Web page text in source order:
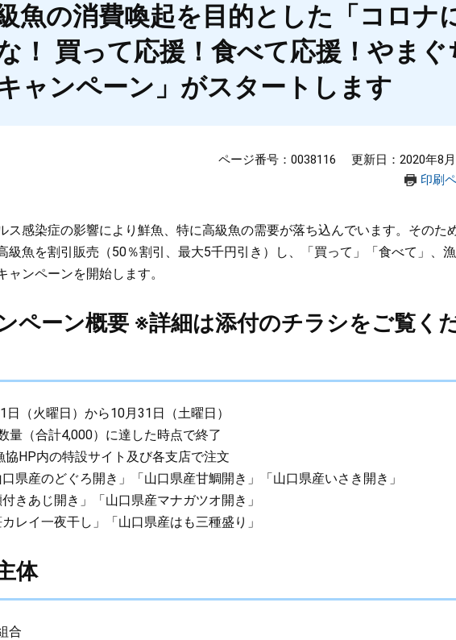
魚の消費喚起を目的とした「コロナ
！ 買って応援！食べて応援！やまぐ
ャンペーン」がスタートします
ページ番号：0038116
更新日：2020年8
印刷
感染症の影響により鮮魚、特に高級魚の需要が落ち込んでいます。そのた
級魚を割引販売（50％割引、最大5千円引き）し、「買って」「食べて」、
ャンペーンを開始します。
ーン概要 ※詳細は添付のチラシをご覧く
日（火曜日）から10月31日（土曜日）
（合計4,000）に達した時点で終了
協HP内の特設サイト及び各支店で注文
県産のどぐろ開き」「山口県産甘鯛開き」「山口県産いさき開き」
付きあじ開き」「山口県産マナガツオ開き」
カレイ一夜干し」「山口県産はも三種盛り」
体
合